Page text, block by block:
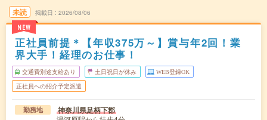
未読
NEW
掲載日 2026/08/06
正社員前提＊【年収375万～】賞与年2回！業
界大手！経理のお仕事！
交通費別途支給あり 土日祝日が休み WEB登録OK
正社員への紹介予定派遣
勤務地 神奈川県足柄下郡